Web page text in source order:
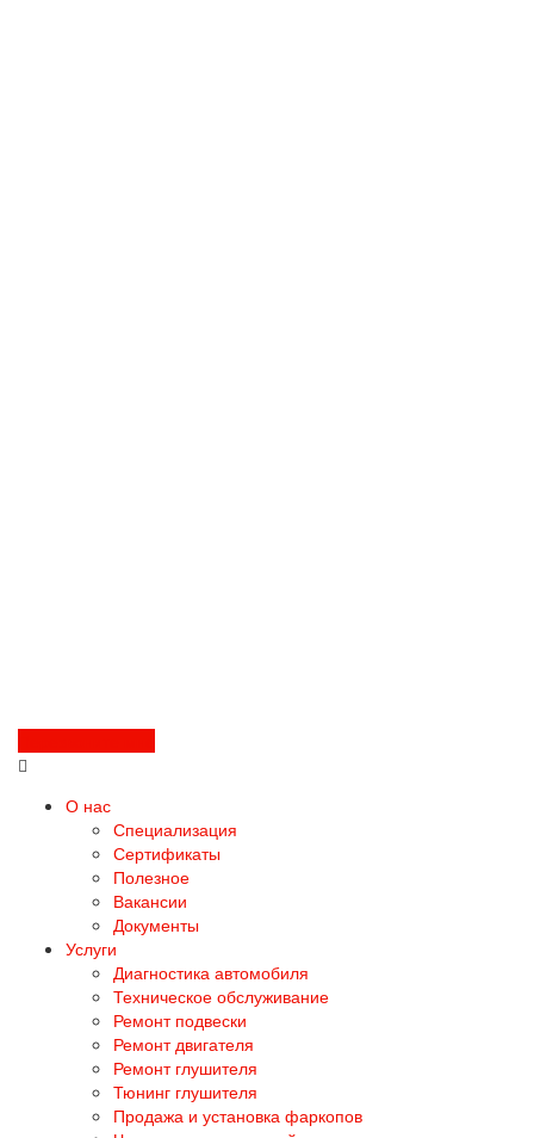
О нас
Специализация
Сертификаты
Полезное
Вакансии
Документы
Услуги
Диагностика автомобиля
Техническое обслуживание
Ремонт подвески
Ремонт двигателя
Ремонт глушителя
Тюнинг глушителя
Продажа и установка фаркопов